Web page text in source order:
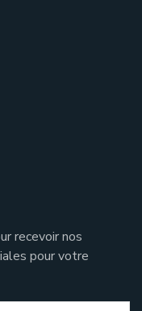
recevoir nos
pour votre